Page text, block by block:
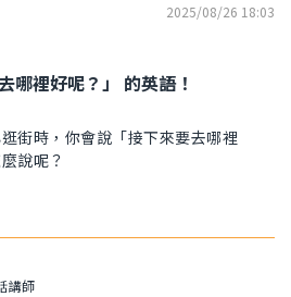
2025/08/26 18:03
哪裡好呢？」 的英語！
街時，你會說「接下來要去哪裡
說呢？
講師